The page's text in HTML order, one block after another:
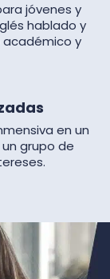
jóvenes y
hablado y
y
en un
grupo de